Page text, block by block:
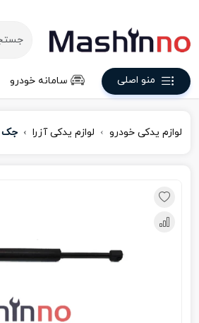
منو اصلی سامانه خودرو
لوازم یدکی خودرو لوازم یدکی آزرا جک